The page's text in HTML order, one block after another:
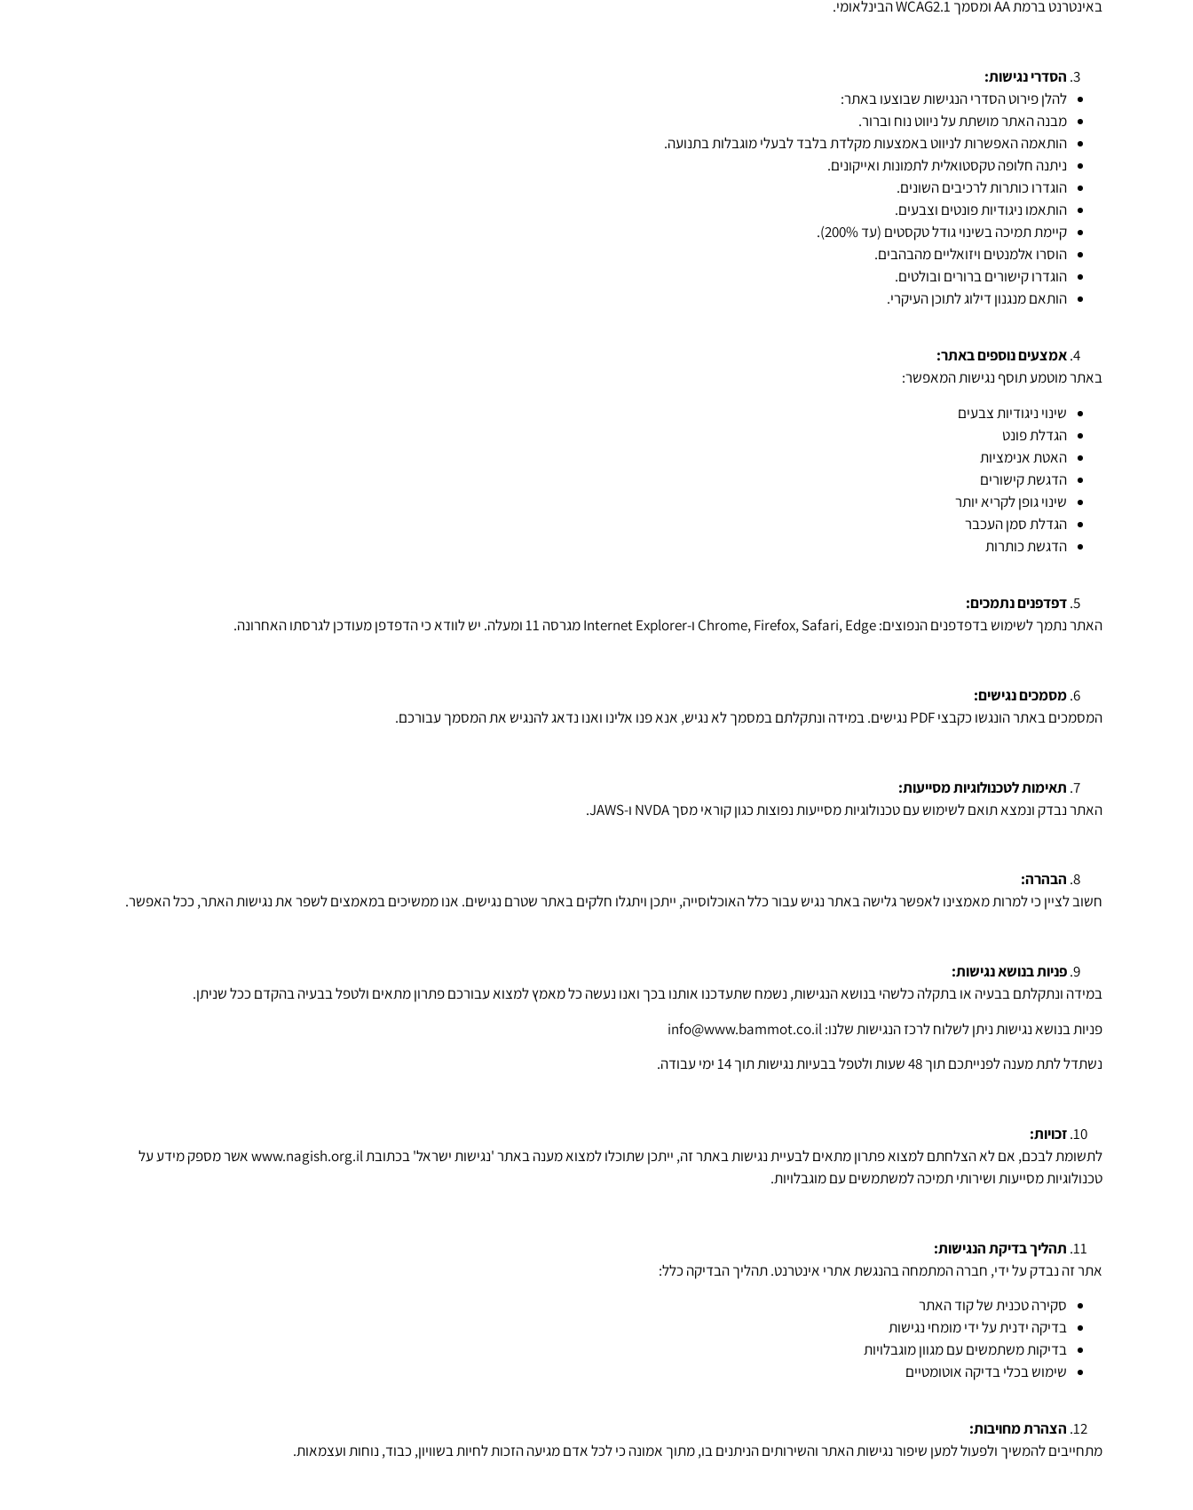
באינטרנט ברמת AA ומסמך WCAG2.1 הבינלאומי.
הסדרי נגישות:
להלן פירוט הסדרי הנגישות שבוצעו באתר:
מבנה האתר מושתת על ניווט נוח וברור.
הותאמה האפשרות לניווט באמצעות מקלדת בלבד לבעלי מוגבלות בתנועה.
ניתנה חלופה טקסטואלית לתמונות ואייקונים.
הוגדרו כותרות לרכיבים השונים.
הותאמו ניגודיות פונטים וצבעים.
קיימת תמיכה בשינוי גודל טקסטים (עד 200%).
הוסרו אלמנטים ויזואליים מהבהבים.
הוגדרו קישורים ברורים ובולטים.
הותאם מנגנון דילוג לתוכן העיקרי.
אמצעים נוספים באתר:
באתר מוטמע תוסף נגישות המאפשר:
שינוי ניגודיות צבעים
הגדלת פונט
האטת אנימציות
הדגשת קישורים
שינוי גופן לקריא יותר
הגדלת סמן העכבר
הדגשת כותרות
דפדפנים נתמכים:
האתר נתמך לשימוש בדפדפנים הנפוצים: Chrome, Firefox, Safari, Edge ו-Internet Explorer מגרסה 11 ומעלה. יש לוודא כי הדפדפן מעודכן לגרסתו האחרונה.
מסמכים נגישים:
המסמכים באתר הונגשו כקבצי PDF נגישים. במידה ונתקלתם במסמך לא נגיש, אנא פנו אלינו ואנו נדאג להנגיש את המסמך עבורכם.
תאימות לטכנולוגיות מסייעות:
האתר נבדק ונמצא תואם לשימוש עם טכנולוגיות מסייעות נפוצות כגון קוראי מסך NVDA ו-JAWS.
הבהרה:
חשוב לציין כי למרות מאמצינו לאפשר גלישה באתר נגיש עבור כלל האוכלוסייה, ייתכן ויתגלו חלקים באתר שטרם נגישים. אנו ממשיכים במאמצים לשפר את נגישות האתר, ככל האפשר.
פניות בנושא נגישות:
במידה ונתקלתם בבעיה או בתקלה כלשהי בנושא הנגישות, נשמח שתעדכנו אותנו בכך ואנו נעשה כל מאמץ למצוא עבורכם פתרון מתאים ולטפל בבעיה בהקדם ככל שניתן.
פניות בנושא נגישות ניתן לשלוח לרכז הנגישות שלנו: info@www.bammot.co.il
נשתדל לתת מענה לפנייתכם תוך 48 שעות ולטפל בבעיות נגישות תוך 14 ימי עבודה.
זכויות:
לתשומת לבכם, אם לא הצלחתם למצוא פתרון מתאים לבעיית נגישות באתר זה, ייתכן שתוכלו למצוא מענה באתר 'נגישות ישראל' בכתובת www.nagish.org.il אשר מספק מידע על
טכנולוגיות מסייעות ושירותי תמיכה למשתמשים עם מוגבלויות.
תהליך בדיקת הנגישות:
אתר זה נבדק על ידי, חברה המתמחה בהנגשת אתרי אינטרנט. תהליך הבדיקה כלל:
סקירה טכנית של קוד האתר
בדיקה ידנית על ידי מומחי נגישות
בדיקות משתמשים עם מגוון מוגבלויות
שימוש בכלי בדיקה אוטומטיים
הצהרת מחויבות:
מתחייבים להמשיך ולפעול למען שיפור נגישות האתר והשירותים הניתנים בו, מתוך אמונה כי לכל אדם מגיעה הזכות לחיות בשוויון, כבוד, נוחות ועצמאות.